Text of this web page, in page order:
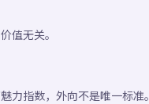
值无关。
力指数，外向不是唯一标准。